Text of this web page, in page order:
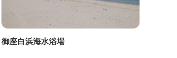
御座白浜海水浴場